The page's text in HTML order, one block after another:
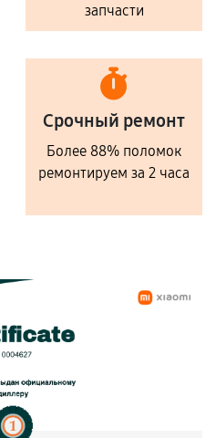
запчасти
Срочный ремонт
Более 88% поломок
ремонтируем за 2 часа